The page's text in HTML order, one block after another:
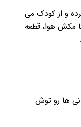
و از کودک می
مکش هوا، قطعه
ها رو توش